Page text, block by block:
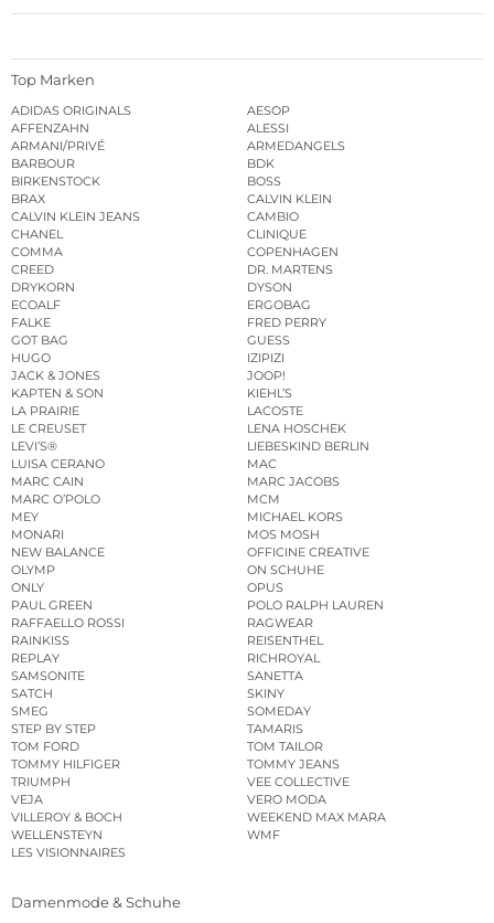
Top Marken
ADIDAS ORIGINALS
AESOP
AFFENZAHN
ALESSI
ARMANI/PRIVÉ
ARMEDANGELS
BARBOUR
BDK
BIRKENSTOCK
BOSS
BRAX
CALVIN KLEIN
CALVIN KLEIN JEANS
CAMBIO
CHANEL
CLINIQUE
COMMA
COPENHAGEN
CREED
DR. MARTENS
DRYKORN
DYSON
ECOALF
ERGOBAG
FALKE
FRED PERRY
GOT BAG
GUESS
HUGO
IZIPIZI
JACK & JONES
JOOP!
KAPTEN & SON
KIEHL’S
LA PRAIRIE
LACOSTE
LE CREUSET
LENA HOSCHEK
LEVI’S®
LIEBESKIND BERLIN
LUISA CERANO
MAC
MARC CAIN
MARC JACOBS
MARC O’POLO
MCM
MEY
MICHAEL KORS
MONARI
MOS MOSH
NEW BALANCE
OFFICINE CREATIVE
OLYMP
ON SCHUHE
ONLY
OPUS
PAUL GREEN
POLO RALPH LAUREN
RAFFAELLO ROSSI
RAGWEAR
RAINKISS
REISENTHEL
REPLAY
RICHROYAL
SAMSONITE
SANETTA
SATCH
SKINY
SMEG
SOMEDAY
STEP BY STEP
TAMARIS
TOM FORD
TOM TAILOR
TOMMY HILFIGER
TOMMY JEANS
TRIUMPH
VEE COLLECTIVE
VEJA
VERO MODA
VILLEROY & BOCH
WEEKEND MAX MARA
WELLENSTEYN
WMF
LES VISIONNAIRES
Damenmode & Schuhe